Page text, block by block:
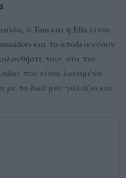
ο Tom και η Ella είναι
και το αποδεικνύουν
τους στα πιο
που είναι λουσμένα
το δικό μας γαλάζιο και